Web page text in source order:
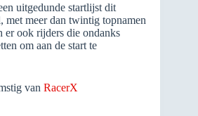
uitgedunde startlijst dit
met meer dan twintig topnamen
er ook rijders die ondanks
om aan de start te
van RacerX